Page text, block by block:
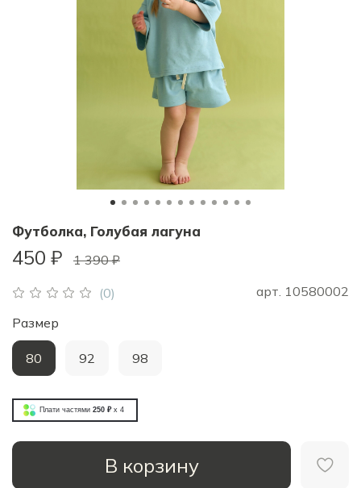
(0) арт. 10580002
Футболка, Голубая лагуна
450 ₽ 1 390 ₽
Плати частями 250 ₽ x 4
В корзину
Размер
80 92 98